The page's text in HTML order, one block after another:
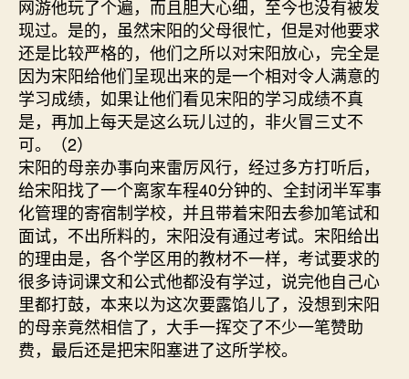
网游他玩了个遍，而且胆大心细，至今也没有被发
现过。是的，虽然宋阳的父母很忙，但是对他要求
还是比较严格的，他们之所以对宋阳放心，完全是
因为宋阳给他们呈现出来的是一个相对令人满意的
学习成绩，如果让他们看见宋阳的学习成绩不真
是，再加上每天是这么玩儿过的，非火冒三丈不
可。（2）
宋阳的母亲办事向来雷厉风行，经过多方打听后，
给宋阳找了一个离家车程40分钟的、全封闭半军事
化管理的寄宿制学校，并且带着宋阳去参加笔试和
面试，不出所料的，宋阳没有通过考试。宋阳给出
的理由是，各个学区用的教材不一样，考试要求的
很多诗词课文和公式他都没有学过，说完他自己心
里都打鼓，本来以为这次要露馅儿了，没想到宋阳
的母亲竟然相信了，大手一挥交了不少一笔赞助
费，最后还是把宋阳塞进了这所学校。